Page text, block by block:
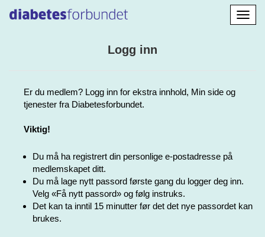
Logg inn
Er du medlem? Logg inn for ekstra innhold, Min side og
tjenester fra Diabetesforbundet.
Viktig!
Du må ha registrert din personlige e-postadresse på
medlemskapet ditt.
Du må lage nytt passord første gang du logger deg inn.
Velg «Få nytt passord» og følg instruks.
Det kan ta inntil 15 minutter før det det nye passordet kan
brukes.